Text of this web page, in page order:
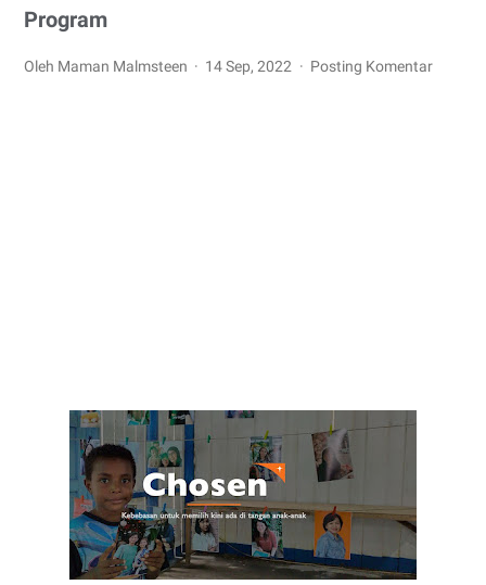
Program
Oleh Maman Malmsteen 14 Sep, 2022 Posting Komentar